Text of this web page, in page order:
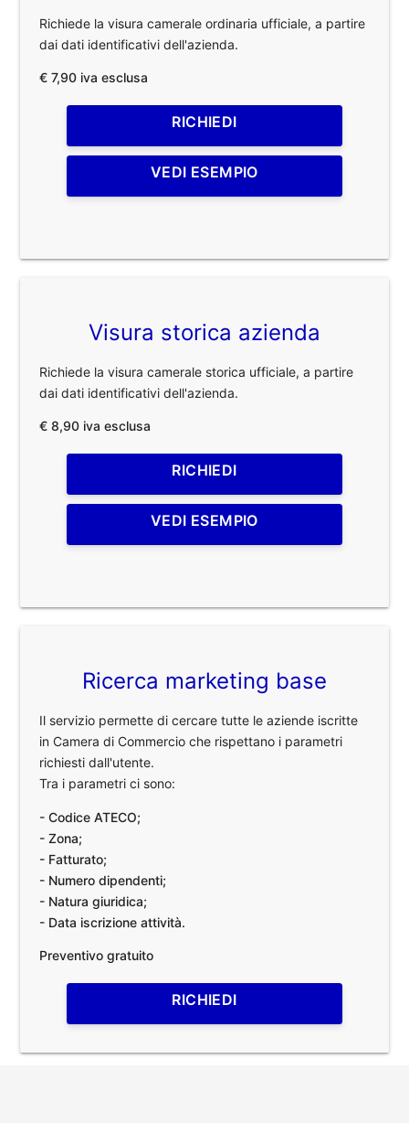
Richiede la visura camerale ordinaria ufficiale, a partire
dai dati identificativi dell'azienda.
€ 7,90 iva esclusa
RICHIEDI
VEDI ESEMPIO
Visura storica azienda
Richiede la visura camerale storica ufficiale, a partire
dai dati identificativi dell'azienda.
€ 8,90 iva esclusa
RICHIEDI
VEDI ESEMPIO
Ricerca marketing base
Il servizio permette di cercare tutte le aziende iscritte
in Camera di Commercio che rispettano i parametri
richiesti dall'utente.
Tra i parametri ci sono:
- Codice ATECO;
- Zona;
- Fatturato;
- Numero dipendenti;
- Natura giuridica;
- Data iscrizione attività.
Preventivo gratuito
RICHIEDI